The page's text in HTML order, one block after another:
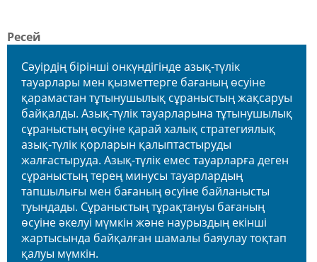
Ресей
Сәуірдің бірінші онкүндігінде азық-түлік
тауарлары мен қызметтерге бағаның өсуіне
қарамастан тұтынушылық сұраныстың жақсаруы
байқалды. Азық-түлік тауарларына тұтынушылық
сұраныстың өсуіне қарай халық стратегиялық
азық-түлік қорларын қалыптастыруды
жалғастыруда. Азық-түлік емес тауарларға деген
сұраныстың терең минусы тауарлардың
тапшылығы мен бағаның өсуіне байланысты
туындады. Сұраныстың тұрақтануы бағаның
өсуіне әкелуі мүмкін және наурыздың екінші
жартысында байқалған шамалы баяулау тоқтап
қалуы мүмкін.